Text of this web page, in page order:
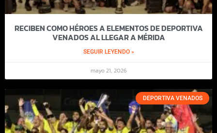
RECIBEN COMO HÉROES A ELEMENTOS DE DEPORTIVA
VENADOS AL LLEGAR A MÉRIDA
SEGUIR LEYENDO »
mayo 21, 2026
DEPORTIVA VENADOS